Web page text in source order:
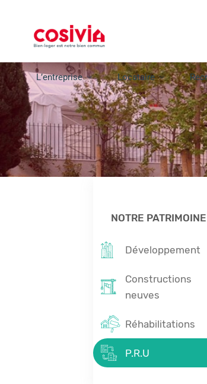
L’entreprise Locataire
NOTRE PATRIMOINE
Développement
Constructions
neuves
Réhabilitations
P.R.U